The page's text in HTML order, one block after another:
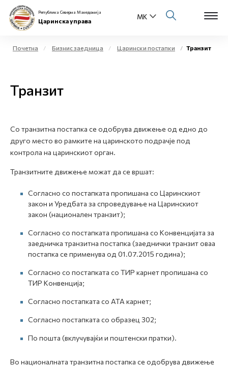
Физички лица
Бизнис заедница
Е-Царина
Медиа центар
Контакт
Република Северна Македонија
Царинска управа
Почетна Бизнис заедница Царински постапки Транзит
Транзит
Со транзитна постапка се одобрува движење од едно до
друго место во рамките на царинското подрачје под
контрола на царинскиот орган.
Транзитните движење можат да се вршат:
Согласно со постапката пропишана со Царинскиот
закон и Уредбата за спроведување на Царинскиот
закон (национален транзит);
Согласно со постапката пропишана со Конвенцијата за
заедничка транзитна постапка (заеднички транзит оваа
постапка се применува од 01.07.2015 година);
Согласно со постапката со ТИР карнет пропишана со
ТИР Конвенција;
Согласно постапката со АТА карнет;
Согласно постапката со образец 302;
По пошта (вклучувајќи и поштенски пратки).
Во националната транзитна постапка се одобрува движење